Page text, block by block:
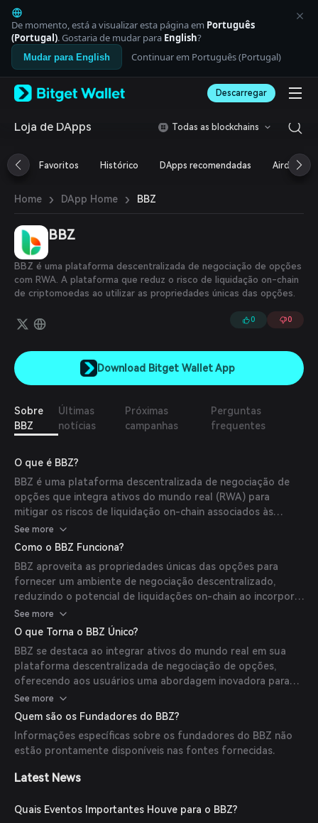
English
日本語
Tiếng Việt
Русский
Español (Latinoamérica)
Italiano
Deutsch
繁體中文
Português (Portugal)
ภาษาไทย
العربية
हिन्दी
Español
Português (Brasil)
Español (Argentina)
De momento, está a visualizar esta página em Português
(Portugal). Gostaria de mudar para English?
Mudar para English Continuar em Português (Portugal)
Descarregar
Loja de DApps Todas as blockchains
Favoritos Histórico DApps recomendadas Airdrop
Home › DApp Home › BBZ
BBZ
BBZ é uma plataforma descentralizada de negociação de opções
com RWA. A plataforma que reduz o risco de liquidação on-chain
de criptomoedas ao utilizar as propriedades únicas das opções.
0 0
Download Bitget Wallet App
Sobre
BBZ
Últimas
notícias
Próximas
campanhas
Perguntas
frequentes
O que é BBZ?
BBZ é uma plataforma descentralizada de negociação de
opções que integra ativos do mundo real (RWA) para
mitigar os riscos de liquidação on-chain associados às
criptomoedas.
See more
Como o BBZ Funciona?
BBZ aproveita as propriedades únicas das opções para
fornecer um ambiente de negociação descentralizado,
reduzindo o potencial de liquidações on-chain ao incorporar
ativos do mundo real em sua plataforma.
See more
O que Torna o BBZ Único?
BBZ se destaca ao integrar ativos do mundo real em sua
plataforma descentralizada de negociação de opções,
oferecendo aos usuários uma abordagem inovadora para
gerenciar os riscos de liquidação on-chain.
See more
Quem são os Fundadores do BBZ?
Informações específicas sobre os fundadores do BBZ não
estão prontamente disponíveis nas fontes fornecidas.
Latest News
Quais Eventos Importantes Houve para o BBZ?